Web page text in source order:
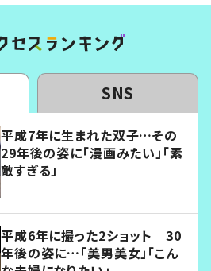
SNS
平成7年に生まれた双子…その
29年後の姿に「漫画みたい」「素
敵すぎる」
平成6年に撮った2ショット 30
年後の姿に…「美男美女」「こん